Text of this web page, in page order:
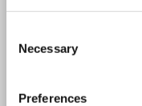
Selection
Necessary
Preferences
2 images